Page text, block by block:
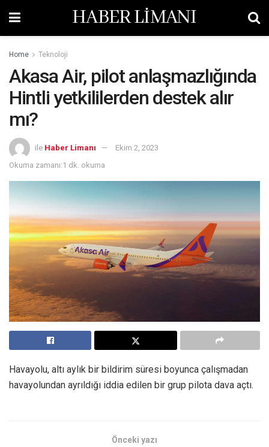
HABER LİMANI
Home Teknoloji
Akasa Air, pilot anlaşmazlığında
Hintli yetkililerden destek alır
mı?
ile Haber Limanı
Ekim 2, 2023
Okuma zamanı:1 dk. okuma
Havayolu, altı aylık bir bildirim süresi boyunca çalışmadan
havayolundan ayrıldığı iddia edilen bir grup pilota dava açtı.
Önceki yazı